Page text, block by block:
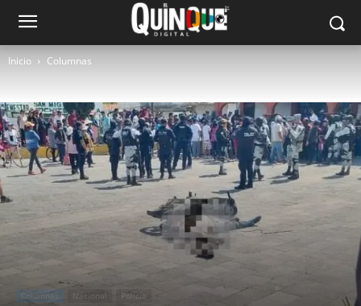
Inicio Columnas
Columnas Nacional Policía